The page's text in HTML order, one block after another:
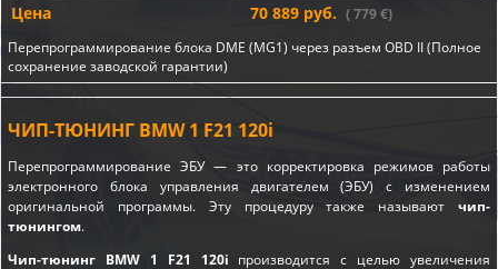
Цена 70 889 руб. ( 779 €)
Перепрограммирование блока DME (MG1) через разъем OBD II (Полное
сохранение заводской гарантии)
ЧИП-ТЮНИНГ BMW 1 F21 120i
Перепрограммирование ЭБУ — это корректировка режимов работы
электронного блока управления двигателем (ЭБУ) с изменением
оригинальной программы. Эту процедуру также называют чип-
тюнингом.
Чип-тюнинг BMW 1 F21 120i производится с целью увеличения